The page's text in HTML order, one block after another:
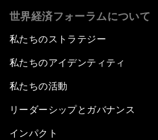
世界経済フォーラムについて
私たちのストラテジー
私たちのアイデンティティ
私たちの活動
リーダーシップとガバナンス
インパクト